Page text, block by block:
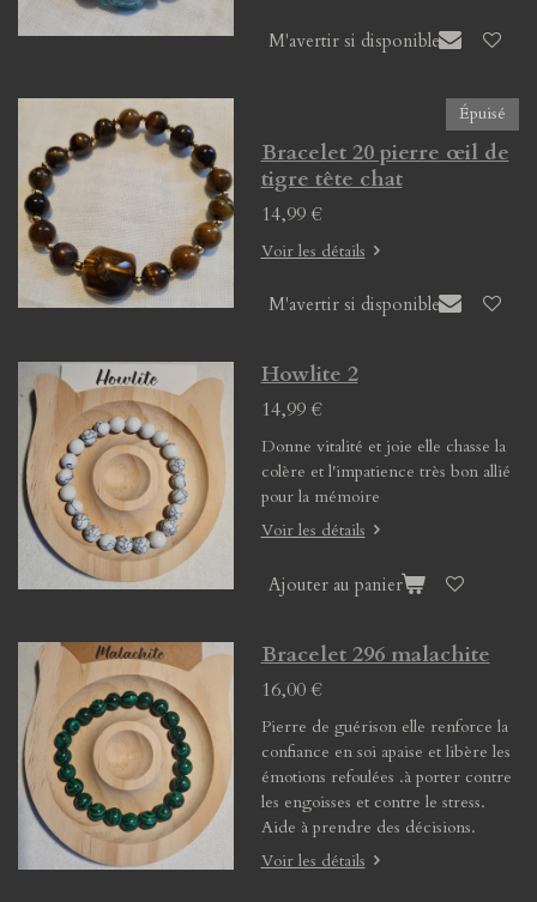
M'avertir si disponible
Épuisé
Bracelet 20 pierre œil de
tigre tête chat
14,99 €
Voir les détails
M'avertir si disponible
Howlite 2
14,99 €
Donne vitalité et joie elle chasse la
colère et l'impatience très bon allié
pour la mémoire
Voir les détails
Ajouter au panier
Bracelet 296 malachite
16,00 €
Pierre de guérison elle renforce la
confiance en soi apaise et libère les
émotions refoulées .à porter contre
les engoisses et contre le stress.
Aide à prendre des décisions.
Voir les détails